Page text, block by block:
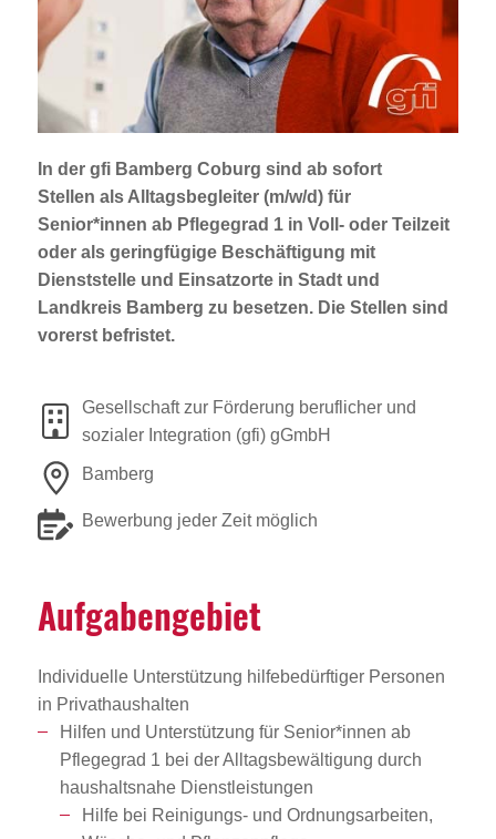
Jobportal
Presse und Medien
bbw e. V.
Karriere
Presse
News Archiv
In der gfi Bamberg Coburg sind ab sofort
Stellen als Alltagsbegleiter (m/w/d) für
Senior*innen ab Pflegegrad 1 in Voll- oder Teilzeit
oder als geringfügige Beschäftigung mit
Dienststelle und Einsatzorte in Stadt und
Landkreis Bamberg zu besetzen. Die Stellen sind
vorerst befristet.
Gesellschaft zur Förderung beruflicher und
sozialer Integration (gfi) gGmbH
Bamberg
Bewerbung jeder Zeit möglich
Aufga­ben­ge­biet
Individuelle Unterstützung hilfebedürftiger Personen
in Privathaushalten
Hilfen und Unterstützung für Senior*innen ab
Pflegegrad 1 bei der Alltagsbewältigung durch
haushaltsnahe Dienstleistungen
Hilfe bei Reinigungs- und Ordnungsarbeiten,